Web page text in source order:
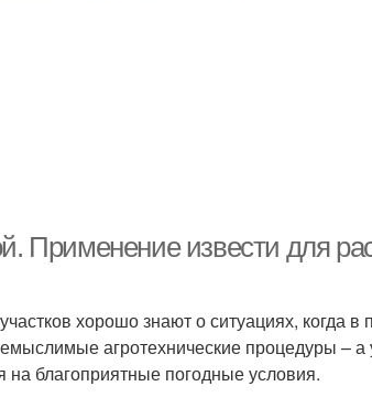
Применение извести для
хорошо знают о ситуациях, когда в
агротехнические процедуры – а
благоприятные погодные условия.